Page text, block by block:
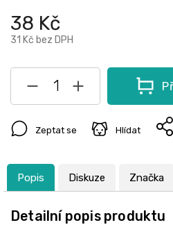
38 Kč
31 Kč bez DPH
Zeptat se Hlídat
Popis Diskuze Značka
Detailní popis produktu